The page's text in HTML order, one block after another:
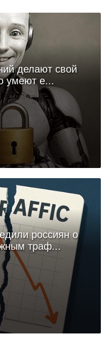
делают свой
умеют е...
россиян о
траф...